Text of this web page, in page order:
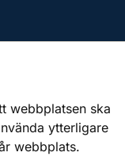
webbplatsen ska
ytterligare
webbplats.